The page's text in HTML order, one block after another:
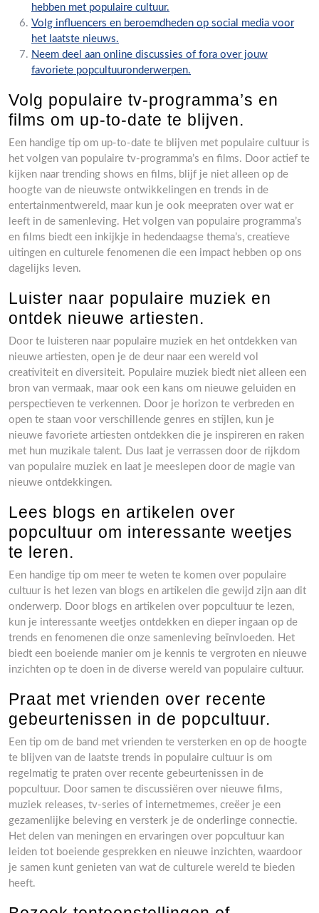
hebben met populaire cultuur.
Volg influencers en beroemdheden op social media voor
het laatste nieuws.
Neem deel aan online discussies of fora over jouw
favoriete popcultuuronderwerpen.
Volg populaire tv-programma’s en
films om up-to-date te blijven.
Een handige tip om up-to-date te blijven met populaire cultuur is
het volgen van populaire tv-programma’s en films. Door actief te
kijken naar trending shows en films, blijf je niet alleen op de
hoogte van de nieuwste ontwikkelingen en trends in de
entertainmentwereld, maar kun je ook meepraten over wat er
leeft in de samenleving. Het volgen van populaire programma’s
en films biedt een inkijkje in hedendaagse thema’s, creatieve
uitingen en culturele fenomenen die een impact hebben op ons
dagelijks leven.
Luister naar populaire muziek en
ontdek nieuwe artiesten.
Door te luisteren naar populaire muziek en het ontdekken van
nieuwe artiesten, open je de deur naar een wereld vol
creativiteit en diversiteit. Populaire muziek biedt niet alleen een
bron van vermaak, maar ook een kans om nieuwe geluiden en
perspectieven te verkennen. Door je horizon te verbreden en
open te staan voor verschillende genres en stijlen, kun je
nieuwe favoriete artiesten ontdekken die je inspireren en raken
met hun muzikale talent. Dus laat je verrassen door de rijkdom
van populaire muziek en laat je meeslepen door de magie van
nieuwe ontdekkingen.
Lees blogs en artikelen over
popcultuur om interessante weetjes
te leren.
Een handige tip om meer te weten te komen over populaire
cultuur is het lezen van blogs en artikelen die gewijd zijn aan dit
onderwerp. Door blogs en artikelen over popcultuur te lezen,
kun je interessante weetjes ontdekken en dieper ingaan op de
trends en fenomenen die onze samenleving beïnvloeden. Het
biedt een boeiende manier om je kennis te vergroten en nieuwe
inzichten op te doen in de diverse wereld van populaire cultuur.
Praat met vrienden over recente
gebeurtenissen in de popcultuur.
Een tip om de band met vrienden te versterken en op de hoogte
te blijven van de laatste trends in populaire cultuur is om
regelmatig te praten over recente gebeurtenissen in de
popcultuur. Door samen te discussiëren over nieuwe films,
muziek releases, tv-series of internetmemes, creëer je een
gezamenlijke beleving en versterk je de onderlinge connectie.
Het delen van meningen en ervaringen over popcultuur kan
leiden tot boeiende gesprekken en nieuwe inzichten, waardoor
je samen kunt genieten van wat de culturele wereld te bieden
heeft.